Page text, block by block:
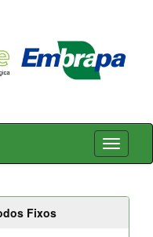
Fixos